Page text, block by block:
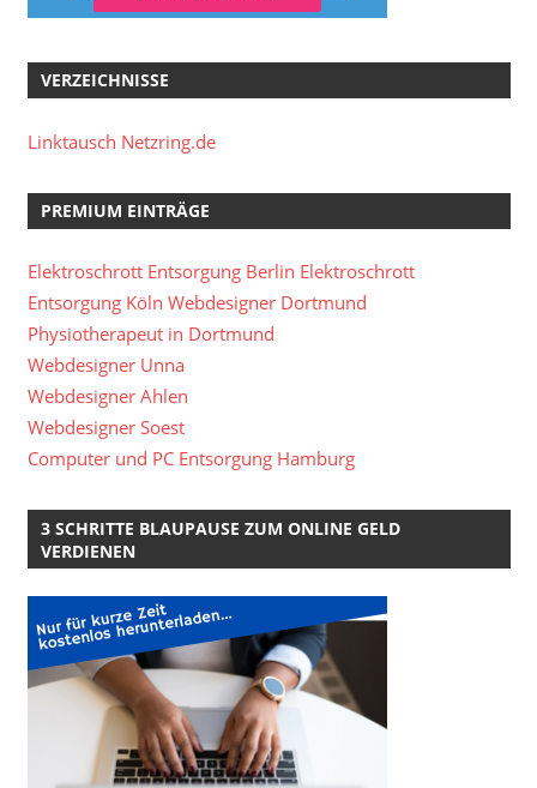
VERZEICHNISSE
Linktausch Netzring.de
PREMIUM EINTRÄGE
Elektroschrott Entsorgung Berlin Elektroschrott
Entsorgung Köln Webdesigner Dortmund
Physiotherapeut in Dortmund
Webdesigner Unna
Webdesigner Ahlen
Webdesigner Soest
Computer und PC Entsorgung Hamburg
3 SCHRITTE BLAUPAUSE ZUM ONLINE GELD
VERDIENEN